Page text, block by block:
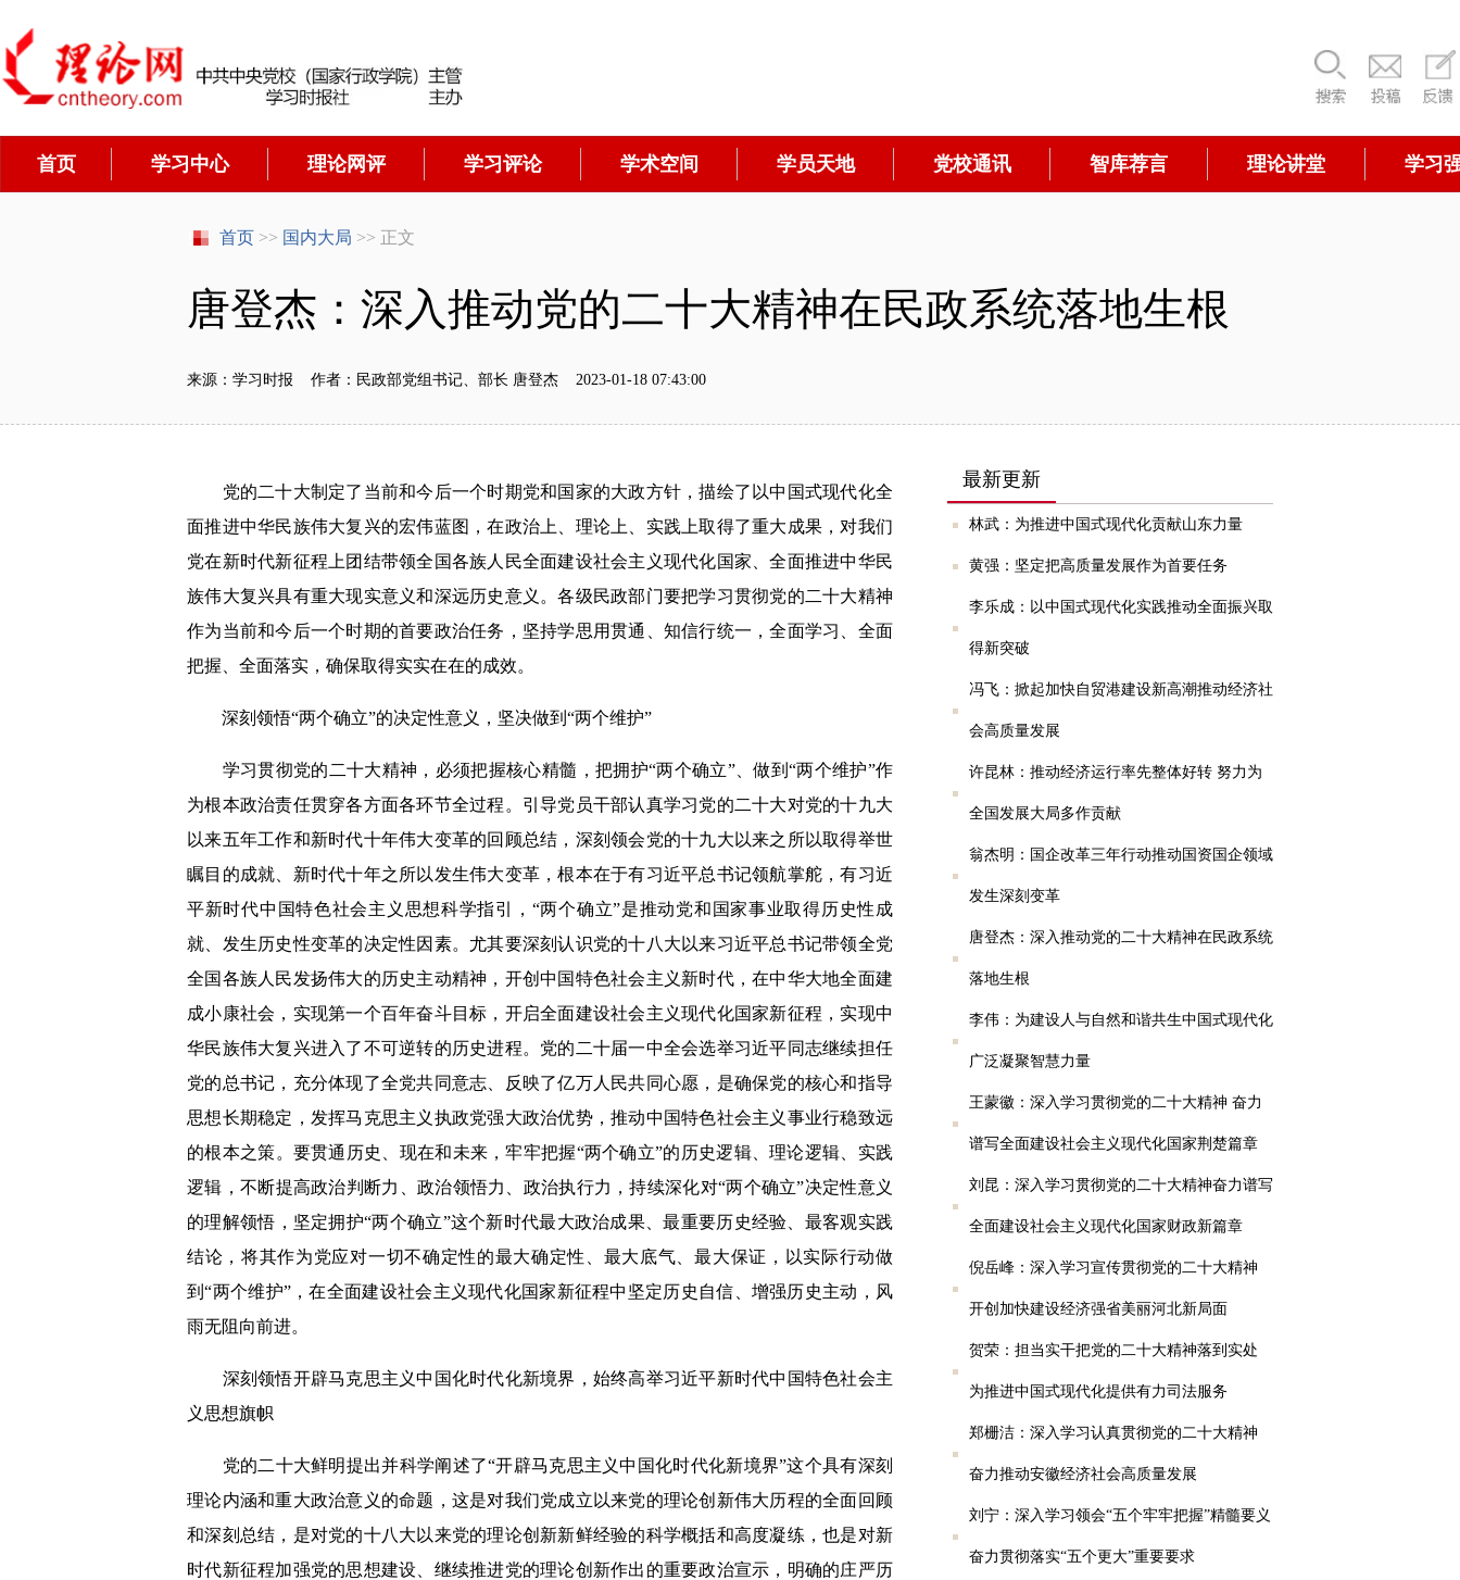
首页 学习中心 理论网评 学习评论 学术空间 学员天地 党校通讯 智库荐言 理论讲堂 学习
首页 >> 国内大局 >> 正文
唐登杰：深入推动党的二十大精神在民政系统落地生根
来源：学习时报 作者：民政部党组书记、部长 唐登杰 2023-01-18 07:43:00
党的二十大制定了当前和今后一个时期党和国家的大政方针，描绘了以中国式现代化全
面推进中华民族伟大复兴的宏伟蓝图，在政治上、理论上、实践上取得了重大成果，对我们
党在新时代新征程上团结带领全国各族人民全面建设社会主义现代化国家、全面推进中华民
族伟大复兴具有重大现实意义和深远历史意义。各级民政部门要把学习贯彻党的二十大精神
作为当前和今后一个时期的首要政治任务，坚持学思用贯通、知信行统一，全面学习、全面
把握、全面落实，确保取得实实在在的成效。
深刻领悟“两个确立”的决定性意义，坚决做到“两个维护”
学习贯彻党的二十大精神，必须把握核心精髓，把拥护“两个确立”、做到“两个维护”作
为根本政治责任贯穿各方面各环节全过程。引导党员干部认真学习党的二十大对党的十九大
以来五年工作和新时代十年伟大变革的回顾总结，深刻领会党的十九大以来之所以取得举世
瞩目的成就、新时代十年之所以发生伟大变革，根本在于有习近平总书记领航掌舵，有习近
平新时代中国特色社会主义思想科学指引，“两个确立”是推动党和国家事业取得历史性成
就、发生历史性变革的决定性因素。尤其要深刻认识党的十八大以来习近平总书记带领全党
全国各族人民发扬伟大的历史主动精神，开创中国特色社会主义新时代，在中华大地全面建
成小康社会，实现第一个百年奋斗目标，开启全面建设社会主义现代化国家新征程，实现中
华民族伟大复兴进入了不可逆转的历史进程。党的二十届一中全会选举习近平同志继续担任
党的总书记，充分体现了全党共同意志、反映了亿万人民共同心愿，是确保党的核心和指导
思想长期稳定，发挥马克思主义执政党强大政治优势，推动中国特色社会主义事业行稳致远
的根本之策。要贯通历史、现在和未来，牢牢把握“两个确立”的历史逻辑、理论逻辑、实践
逻辑，不断提高政治判断力、政治领悟力、政治执行力，持续深化对“两个确立”决定性意义
的理解领悟，坚定拥护“两个确立”这个新时代最大政治成果、最重要历史经验、最客观实践
结论，将其作为党应对一切不确定性的最大确定性、最大底气、最大保证，以实际行动做
到“两个维护”，在全面建设社会主义现代化国家新征程中坚定历史自信、增强历史主动，风
雨无阻向前进。
深刻领悟开辟马克思主义中国化时代化新境界，始终高举习近平新时代中国特色社会主
义思想旗帜
党的二十大鲜明提出并科学阐述了“开辟马克思主义中国化时代化新境界”这个具有深刻
理论内涵和重大政治意义的命题，这是对我们党成立以来党的理论创新伟大历程的全面回顾
和深刻总结，是对党的十八大以来党的理论创新新鲜经验的科学概括和高度凝练，也是对新
时代新征程加强党的思想建设、继续推进党的理论创新作出的重要政治宣示，明确的庄严历
最新更新
林武：为推进中国式现代化贡献山东力量
黄强：坚定把高质量发展作为首要任务
李乐成：以中国式现代化实践推动全面振兴取
得新突破
冯飞：掀起加快自贸港建设新高潮推动经济社
会高质量发展
许昆林：推动经济运行率先整体好转 努力为
全国发展大局多作贡献
翁杰明：国企改革三年行动推动国资国企领域
发生深刻变革
唐登杰：深入推动党的二十大精神在民政系统
落地生根
李伟：为建设人与自然和谐共生中国式现代化
广泛凝聚智慧力量
王蒙徽：深入学习贯彻党的二十大精神 奋力
谱写全面建设社会主义现代化国家荆楚篇章
刘昆：深入学习贯彻党的二十大精神奋力谱写
全面建设社会主义现代化国家财政新篇章
倪岳峰：深入学习宣传贯彻党的二十大精神
开创加快建设经济强省美丽河北新局面
贺荣：担当实干把党的二十大精神落到实处
为推进中国式现代化提供有力司法服务
郑栅洁：深入学习认真贯彻党的二十大精神
奋力推动安徽经济社会高质量发展
刘宁：深入学习领会“五个牢牢把握”精髓要义
奋力贯彻落实“五个更大”重要要求